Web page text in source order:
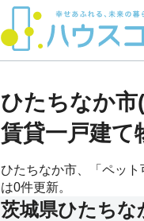
ひたちなか市
賃貸一戸建て
ひたちなか市、「ペッ
は0件更新。
茨城県ひたちな